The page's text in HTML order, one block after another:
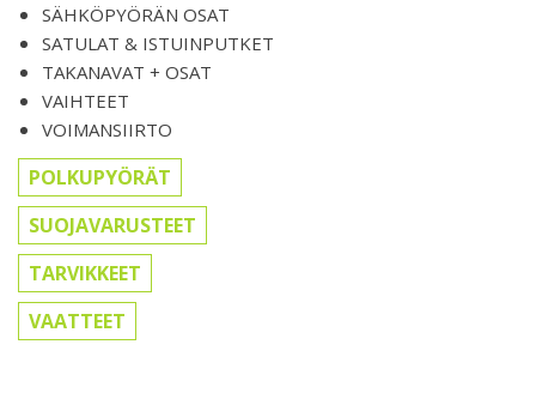
SÄHKÖPYÖRÄN OSAT
SATULAT & ISTUINPUTKET
TAKANAVAT + OSAT
VAIHTEET
VOIMANSIIRTO
POLKUPYÖRÄT
SUOJAVARUSTEET
TARVIKKEET
VAATTEET